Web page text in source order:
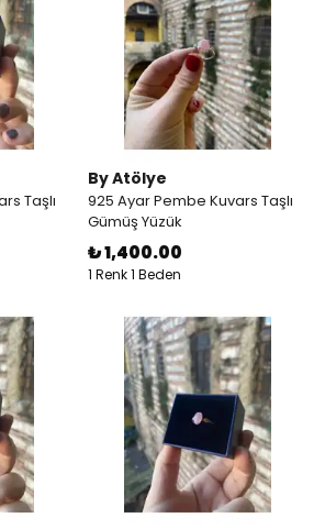
Taşlı
By Atölye
925 Ayar Pembe Kuvars Taşlı
Gümüş Yüzük
₺ 1,400.00
1 Renk 1 Beden